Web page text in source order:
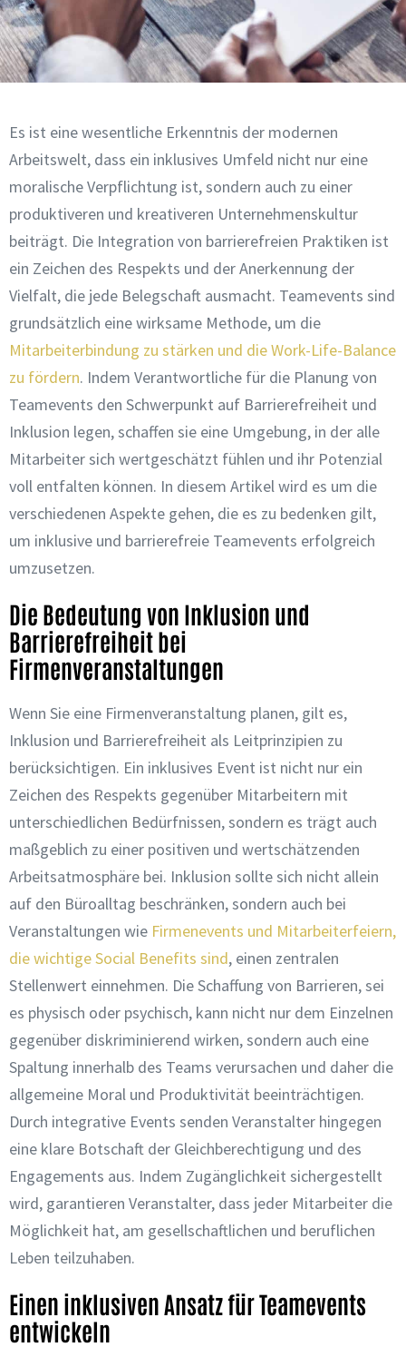
Es ist eine wesentliche Erkenntnis der modernen
Arbeitswelt, dass ein inklusives Umfeld nicht nur eine
moralische Verpflichtung ist, sondern auch zu einer
produktiveren und kreativeren Unternehmenskultur
beiträgt. Die Integration von barrierefreien Praktiken ist
ein Zeichen des Respekts und der Anerkennung der
Vielfalt, die jede Belegschaft ausmacht. Teamevents sind
grundsätzlich eine wirksame Methode, um die
Mitarbeiterbindung zu stärken und die Work-Life-Balance
zu fördern. Indem Verantwortliche für die Planung von
Teamevents den Schwerpunkt auf Barrierefreiheit und
Inklusion legen, schaffen sie eine Umgebung, in der alle
Mitarbeiter sich wertgeschätzt fühlen und ihr Potenzial
voll entfalten können. In diesem Artikel wird es um die
verschiedenen Aspekte gehen, die es zu bedenken gilt,
um inklusive und barrierefreie Teamevents erfolgreich
umzusetzen.
Die Bedeutung von Inklusion und
Barrierefreiheit bei
Firmenveranstaltungen
Wenn Sie eine Firmenveranstaltung planen, gilt es,
Inklusion und Barrierefreiheit als Leitprinzipien zu
berücksichtigen. Ein inklusives Event ist nicht nur ein
Zeichen des Respekts gegenüber Mitarbeitern mit
unterschiedlichen Bedürfnissen, sondern es trägt auch
maßgeblich zu einer positiven und wertschätzenden
Arbeitsatmosphäre bei. Inklusion sollte sich nicht allein
auf den Büroalltag beschränken, sondern auch bei
Veranstaltungen wie Firmenevents und Mitarbeiterfeiern,
die wichtige Social Benefits sind, einen zentralen
Stellenwert einnehmen. Die Schaffung von Barrieren, sei
es physisch oder psychisch, kann nicht nur dem Einzelnen
gegenüber diskriminierend wirken, sondern auch eine
Spaltung innerhalb des Teams verursachen und daher die
allgemeine Moral und Produktivität beeinträchtigen.
Durch integrative Events senden Veranstalter hingegen
eine klare Botschaft der Gleichberechtigung und des
Engagements aus. Indem Zugänglichkeit sichergestellt
wird, garantieren Veranstalter, dass jeder Mitarbeiter die
Möglichkeit hat, am gesellschaftlichen und beruflichen
Leben teilzuhaben.
Einen inklusiven Ansatz für Teamevents
entwickeln